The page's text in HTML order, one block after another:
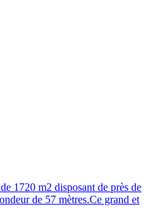
1720 m2 disposant de près de
de 57 mètres.Ce grand et